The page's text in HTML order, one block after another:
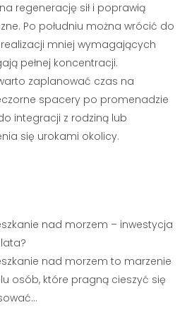
regenerację sił i poprawią
Po południu można wrócić do
mniej wymagających
pełnej koncentracji.
zaplanować czas na
spacery po promenadzie
integracji z rodziną lub
się urokami okolicy.
nad morzem – inwestycja
nad morzem to marzenie
osób, które pragną cieszyć się